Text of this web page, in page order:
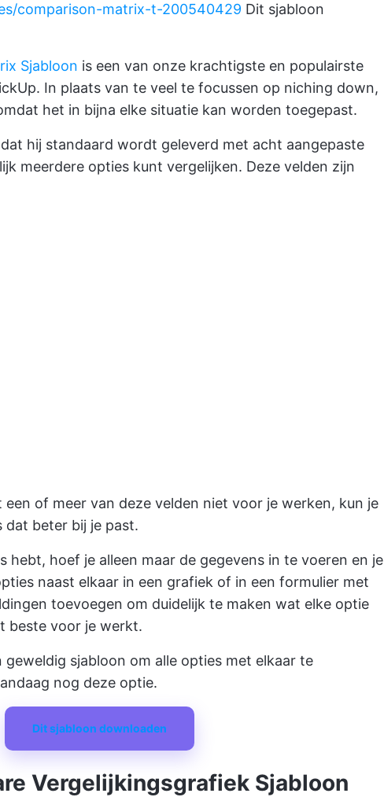
comparison-matrix-t-200540429 Dit sjabloon
Sjabloon is een van onze krachtigste en populairste
In plaats van te veel te focussen op niching down,
het in bijna elke situatie kan worden toegepast.
hij standaard wordt geleverd met acht aangepaste
meerdere opties kunt vergelijken. Deze velden zijn
een of meer van deze velden niet voor je werken, kun je
dat beter bij je past.
hebt, hoef je alleen maar de gegevens in te voeren en je
naast elkaar in een grafiek of in een formulier met
toevoegen om duidelijk te maken wat elke optie
beste voor je werkt.
geweldig sjabloon om alle opties met elkaar te
nog deze optie.
Dit sjabloon downloaden
Vergelijkingsgrafiek Sjabloon